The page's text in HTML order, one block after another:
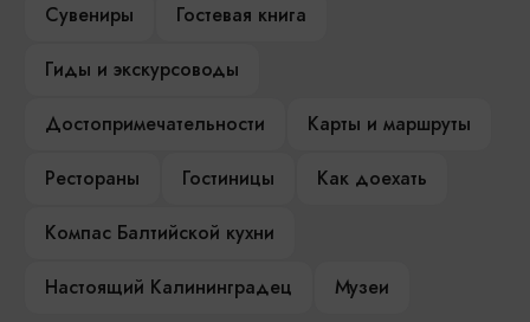
Сувениры
Гостевая книга
Гиды и экскурсоводы
Достопримечательности
Карты и маршруты
Рестораны
Гостиницы
Как доехать
Компас Балтийской кухни
Настоящий Калининградец
Музеи